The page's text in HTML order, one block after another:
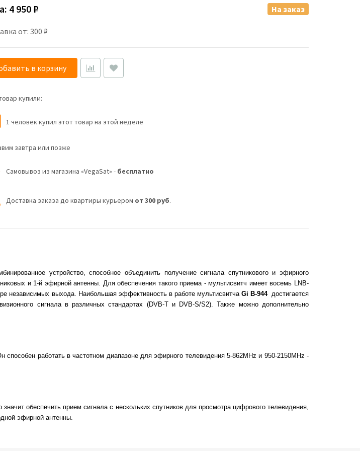
4 950 ₽
от: 300 ₽
На заказ
в корзину
купили:
1 человек купил этот товар на этой неделе
завтра или позже
Самовывоз из магазина «VegaSat» - бесплатно
Доставка заказа до квартиры курьером от 300 руб.
устройство, способное объединить получение сигнала спутникового и эфирного
и 1-й эфирной антенны. Для обеспечения такого приема - мультисвитч имеет восемь LNB-
независимых выхода. Наибольшая эффективность в работе мультисвитча Gi B-944достигается
сигнала в различных стандартах (DVB-T и DVB-S/S2). Также можно дополнительно
работать в частотном диапазоне для эфирного телевидения 5-862MHz и 950-2150MHz -
обеспечить прием сигнала с нескольких спутников для просмотра цифрового телевидения,
эфирной антенны.